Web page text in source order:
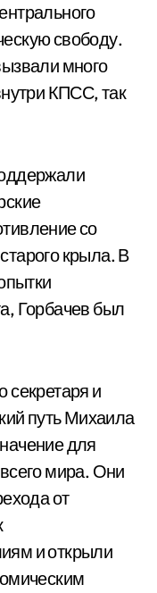
свободу.
много
КПСС, так
со
крыла. В
Горбачев был
секретаря и
путь Михаила
для
мира. Они
от
и открыли